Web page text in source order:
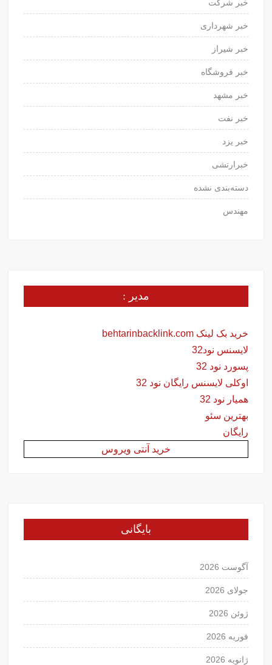
خبر شرکت
خبر شهرداری
خبر شیراز
خبر فروشگاه
خبر مشهد
خبر نفت
خبر یزد
خبرارتشی
دسته‌بندی نشده
مهندس
مدیر :
خرید بک لینک behtarinbacklink.com
لایسنس نود32
پسورد نود 32
اوکلی لایسنس رایگان نود 32
همیار نود 32
بهترین سئو
رایگان
خرید آنتی ویروس
بایگانی
آگوست 2026
جولای 2026
ژوئن 2026
فوریه 2026
ژانویه 2026